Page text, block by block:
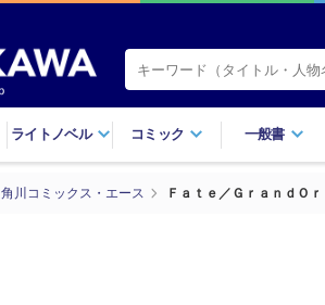
ライトノベル コミック 一般書
角川コミックス・エース Ｆａｔｅ／ＧｒａｎｄＯ